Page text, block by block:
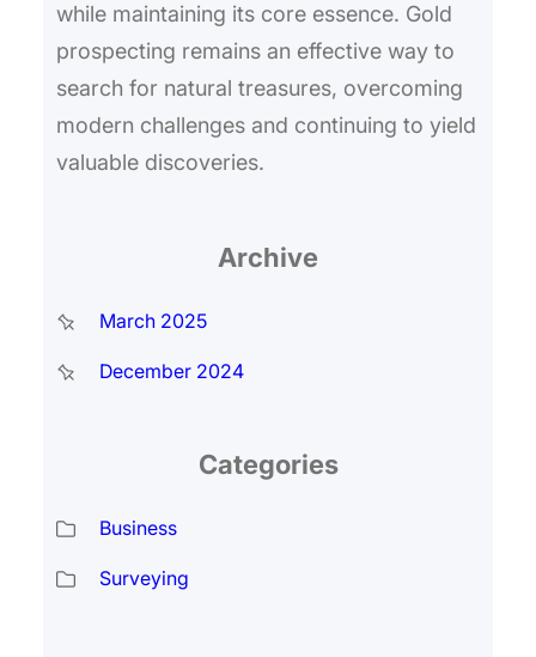
while maintaining its core essence. Gold
prospecting remains an effective way to
search for natural treasures, overcoming
modern challenges and continuing to yield
valuable discoveries.
Archive
March 2025
December 2024
Categories
Business
Surveying